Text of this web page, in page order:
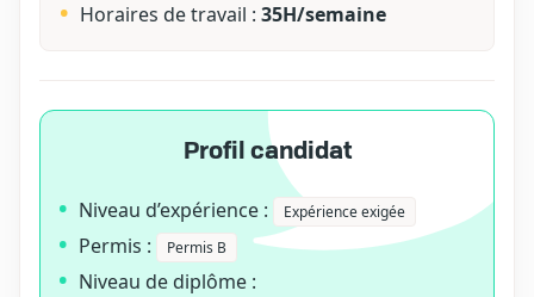
Horaires de travail : 35H/semaine
Profil candidat
Niveau d’expérience : Expérience exigée
Permis : Permis B
Niveau de diplôme :